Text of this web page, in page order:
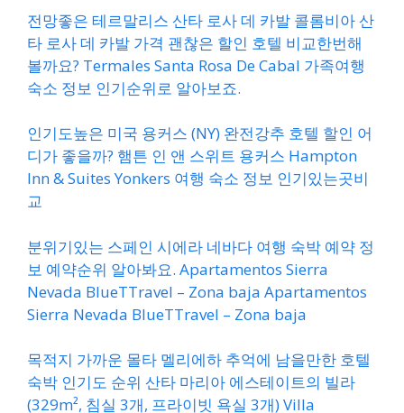
전망좋은 테르말리스 산타 로사 데 카발 콜롬비아 산
타 로사 데 카발 가격 괜찮은 할인 호텔 비교한번해
볼까요? Termales Santa Rosa De Cabal 가족여행
숙소 정보 인기순위로 알아보죠.
인기도높은 미국 용커스 (NY) 완전강추 호텔 할인 어
디가 좋을까? 햄튼 인 앤 스위트 용커스 Hampton
Inn & Suites Yonkers 여행 숙소 정보 인기있는곳비
교
분위기있는 스페인 시에라 네바다 여행 숙박 예약 정
보 예약순위 알아봐요. Apartamentos Sierra
Nevada BlueTTravel – Zona baja Apartamentos
Sierra Nevada BlueTTravel – Zona baja
목적지 가까운 몰타 멜리에하 추억에 남을만한 호텔
숙박 인기도 순위 산타 마리아 에스테이트의 빌라
(329m², 침실 3개, 프라이빗 욕실 3개) Villa